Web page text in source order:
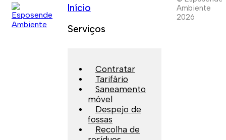
Início
Serviços
Contratar
Tarifário
Saneamento
móvel
Despejo de
fossas
Recolha de
Ambiente
2026